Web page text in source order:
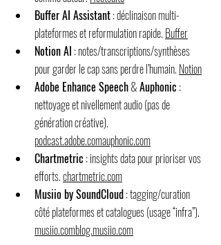
Buffer AI Assistant : déclinaison multi-
plateformes et reformulation rapide. Buffer
Notion AI : notes/transcriptions/synthèses
pour garder le cap sans perdre l’humain. Notion
Adobe Enhance Speech & Auphonic :
nettoyage et nivellement audio (pas de
génération créative).
podcast.adobe.comauphonic.com
Chartmetric : insights data pour prioriser vos
efforts. chartmetric.com
Musiio by SoundCloud : tagging/curation
côté plateformes et catalogues (usage “infra”).
musiio.comblog.musiio.com